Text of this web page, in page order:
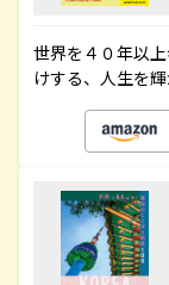
世界を４０年以
けする、人生を